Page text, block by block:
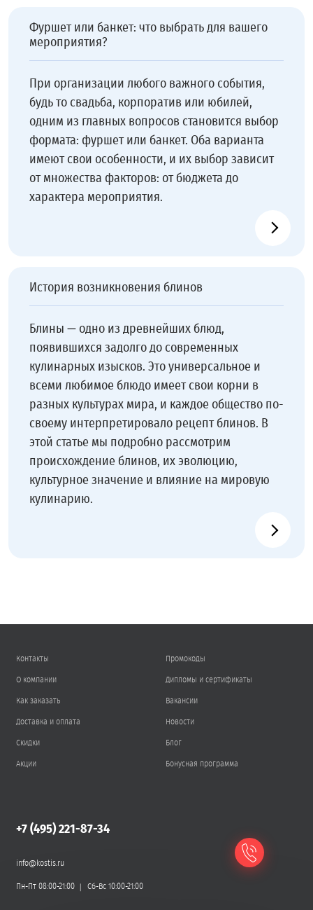
Фуршет или банкет: что выбрать для вашего
мероприятия?
При организации любого важного события,
будь то свадьба, корпоратив или юбилей,
одним из главных вопросов становится выбор
формата: фуршет или банкет. Оба варианта
имеют свои особенности, и их выбор зависит
от множества факторов: от бюджета до
характера мероприятия.
История возникновения блинов
Блины — одно из древнейших блюд,
появившихся задолго до современных
кулинарных изысков. Это универсальное и
всеми любимое блюдо имеет свои корни в
разных культурах мира, и каждое общество по-
своему интерпретировало рецепт блинов. В
этой статье мы подробно рассмотрим
происхождение блинов, их эволюцию,
культурное значение и влияние на мировую
кулинарию.
Контакты
О компании
Как заказать
Доставка и оплата
Скидки
Акции
Промокоды
Дипломы и сертификаты
Вакансии
Новости
Блог
Бонусная программа
+7 (495) 221-87-34
info@kostis.ru
Пн-Пт 08:00-21:00 Сб-Вс 10:00-21:00